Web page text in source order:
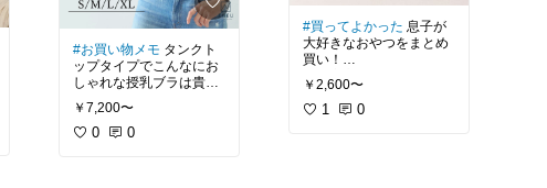
#お買い物メモ タンクト
ップタイプでこんなにお
しゃれな授乳ブラは貴重
✨見えてもいいって助か
る🥺
￥7,200〜
0 0
#買ってよかった 息子が
大好きなおやつをまとめ
買い！
私も安心してあげられる
ので大助かり💓
￥2,600〜
1 0